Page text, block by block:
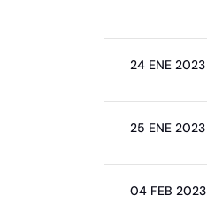
24 ENE 2023
25 ENE 2023
04 FEB 2023